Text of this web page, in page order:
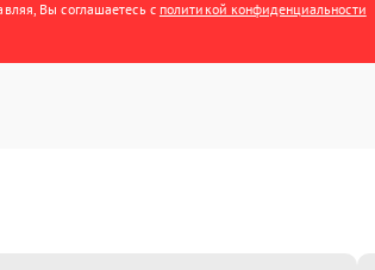
Вы соглашаетесь с политикой конфиденциальности